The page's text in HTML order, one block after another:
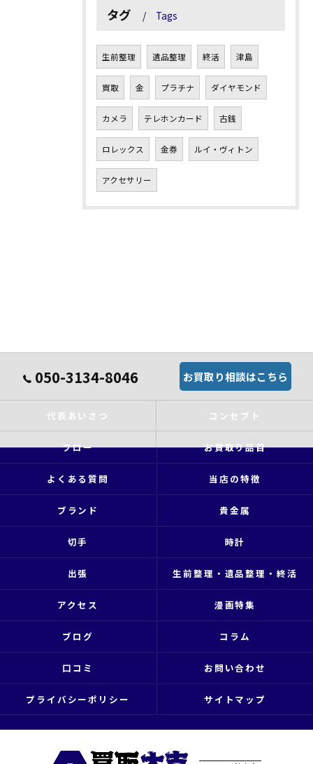
タグ Tags
生前整理 遺品整理 終活 津島
買取 金 プラチナ ダイヤモンド
カメラ テレホンカード 古銭
ロレックス 金券 ルイ・ヴィトン
アクセサリー
050-3134-8046 お買取り相談はこちら
代表あいさつ コンセプト
フロー お買取り品目
よくある質問 当店の特徴
ブランド 貴金属
切手 時計
出張 生前整理・遺品整理・終活
アクセス 漫画特集
ブログ コラム
口コミ お問い合わせ
プライバシーポリシー サイトマップ